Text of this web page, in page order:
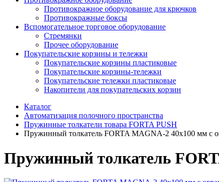
Противокражное оборудование для крючков
Противокражные боксы
Вспомогательное торговое оборудование
Стремянки
Прочее оборудование
Покупательские корзины и тележки
Покупательские корзины пластиковые
Покупательские корзины-тележки
Покупательские тележки пластиковые
Накопители для покупательских корзин
Каталог
Автоматизация полочного пространства
Пружинные толкатели товара FORTA PUSH
Пружинный толкатель FORTA MAGNA-2 40х100 мм с
Пружинный толкатель